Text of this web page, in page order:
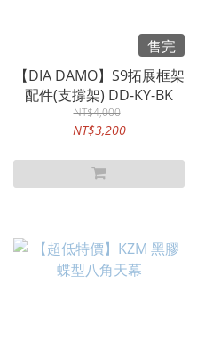
售完
【DIA DAMO】S9拓展框架
配件(支撐架) DD-KY-BK
NT$4,000
NT$3,200